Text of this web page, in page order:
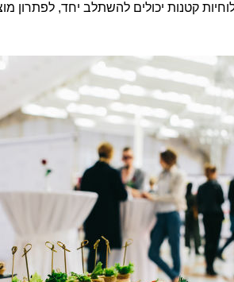
קטנות יכולים להשתלב יחד, לפתרון